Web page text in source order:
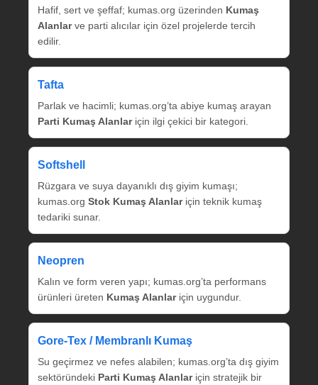
Hafif, sert ve şeffaf; kumas.org üzerinden Kumaş
Alanlarve parti alıcılar için özel projelerde tercih
edilir.
Tafta
Parlak ve hacimli; kumas.org’ta abiye kumaş arayan
Parti Kumaş Alanlariçin ilgi çekici bir kategori.
Softshell
Rüzgara ve suya dayanıklı dış giyim kumaşı;
kumas.org Stok Kumaş Alanlariçin teknik kumaş
tedariki sunar.
Neopren
Kalın ve form veren yapı; kumas.org’ta performans
ürünleri üreten Kumaş Alanlariçin uygundur.
Gore‑Tex / Membranlı Kumaş
Su geçirmez ve nefes alabilen; kumas.org’ta dış giyim
sektöründeki Parti Kumaş Alanlariçin stratejik bir